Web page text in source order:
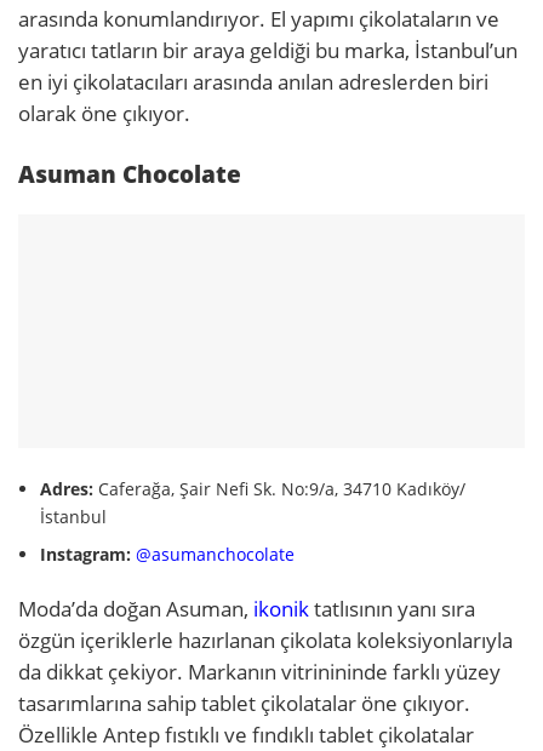
arasında konumlandırıyor. El yapımı çikolataların ve
yaratıcı tatların bir araya geldiği bu marka, İstanbul’un
en iyi çikolatacıları arasında anılan adreslerden biri
olarak öne çıkıyor.
Asuman Chocolate
Adres: Caferağa, Şair Nefi Sk. No:9/a, 34710 Kadıköy/
İstanbul
Instagram: @asumanchocolate
Moda’da doğan Asuman, ikoniktatlısının yanı sıra
özgün içeriklerle hazırlanan çikolata koleksiyonlarıyla
da dikkat çekiyor. Markanın vitrinininde farklı yüzey
tasarımlarına sahip tablet çikolatalar öne çıkıyor.
Özellikle Antep fıstıklı ve fındıklı tablet çikolatalar